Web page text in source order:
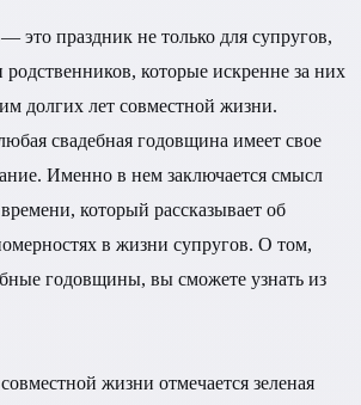
праздник не только для супругов,
которые искренне за них
долгих лет совместной жизни.
свадебная годовщина имеет свое
Именно в нем заключается смысл
который рассказывает об
в жизни супругов. О том,
годовщины, вы сможете узнать из
жизни отмечается зеленая